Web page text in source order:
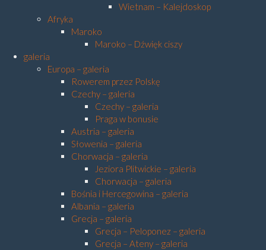
Wietnam – Kalejdoskop
Afryka
Maroko
Maroko – Dźwięk ciszy
galeria
Europa – galeria
Rowerem przez Polskę
Czechy – galeria
Czechy – galeria
Praga w bonusie
Austria – galeria
Słowenia – galeria
Chorwacja – galeria
Jeziora Plitwickie – galeria
Chorwacja – galeria
Bośnia i Hercegowina – galeria
Albania – galeria
Grecja – galeria
Grecja – Peloponez – galeria
Grecja – Ateny – galeria